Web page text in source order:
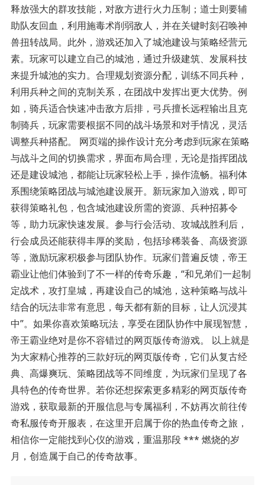
释放强大的群攻技能，对敌方进行火力压制；道士则要辅
助队友回血，利用施毒术削弱敌人，并在关键时刻召唤神
兽扭转战局。此外，游戏还加入了城池建设与策略经营元
素。玩家可以建立自己的城池，通过升级建筑、发展科技
来提升城池的实力。合理规划资源分配，训练不同兵种，
利用兵种之间的克制关系，在团战中发挥出更大优势。例
如，骑兵适合快速冲击敌方后排，弓兵擅长远程输出且克
制骑兵，玩家需要根据不同的战斗场景和对手情况，灵活
调整兵种搭配。 网页端的操作设计充分考虑到玩家在策略
与战斗之间的切换需求，界面布局合理，无论是指挥团战
还是建设城池，都能让玩家轻松上手，操作流畅。福利体
系围绕策略团战与城池建设展开。新玩家加入游戏，即可
获得策略礼包，包含城池建设所需的资源、兵种招募令
等，助力玩家快速发展。参与行会活动、攻城战胜利后，
行会成员还能获得丰厚的奖励，包括珍稀装备、高级资源
等，激励玩家积极参与团队协作。玩家们普遍反馈，帝王
霸业让他们体验到了不一样的传奇乐趣，“和兄弟们一起制
定战术，攻打皇城，再建设自己的城池，这种策略与战斗
结合的玩法非常有意思，每天都有新的目标，让人沉浸其
中”。如果你喜欢策略玩法，享受在团队协作中展现智慧，
帝王霸业绝对是你不容错过的网页版传奇游戏。 以上就是
为大家精心推荐的三款好玩的网页版传奇，它们从复古经
典、高爆爽玩、策略团战等不同维度，为玩家们呈现了各
具特色的传奇世界。若你还想探索更多精彩的网页版传奇
游戏，获取最新的开服信息与专属福利，不妨再次前往传
奇私服传奇开服表，在这里开启属于你的热血传奇之旅，
相信你一定能找到心仪的游戏，重温那段 *** 燃烧的岁
月，创造属于自己的传奇故事。